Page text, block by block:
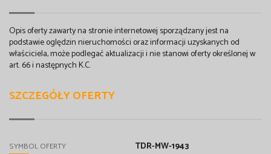
Opis oferty zawarty na stronie internetowej sporządzany jest na
podstawie oględzin nieruchomości oraz informacji uzyskanych od
właściciela, może podlegać aktualizacji i nie stanowi oferty określonej w
art. 66 i następnych K.C.
SZCZEGÓŁY OFERTY
SYMBOL OFERTY TDR-MW-1943